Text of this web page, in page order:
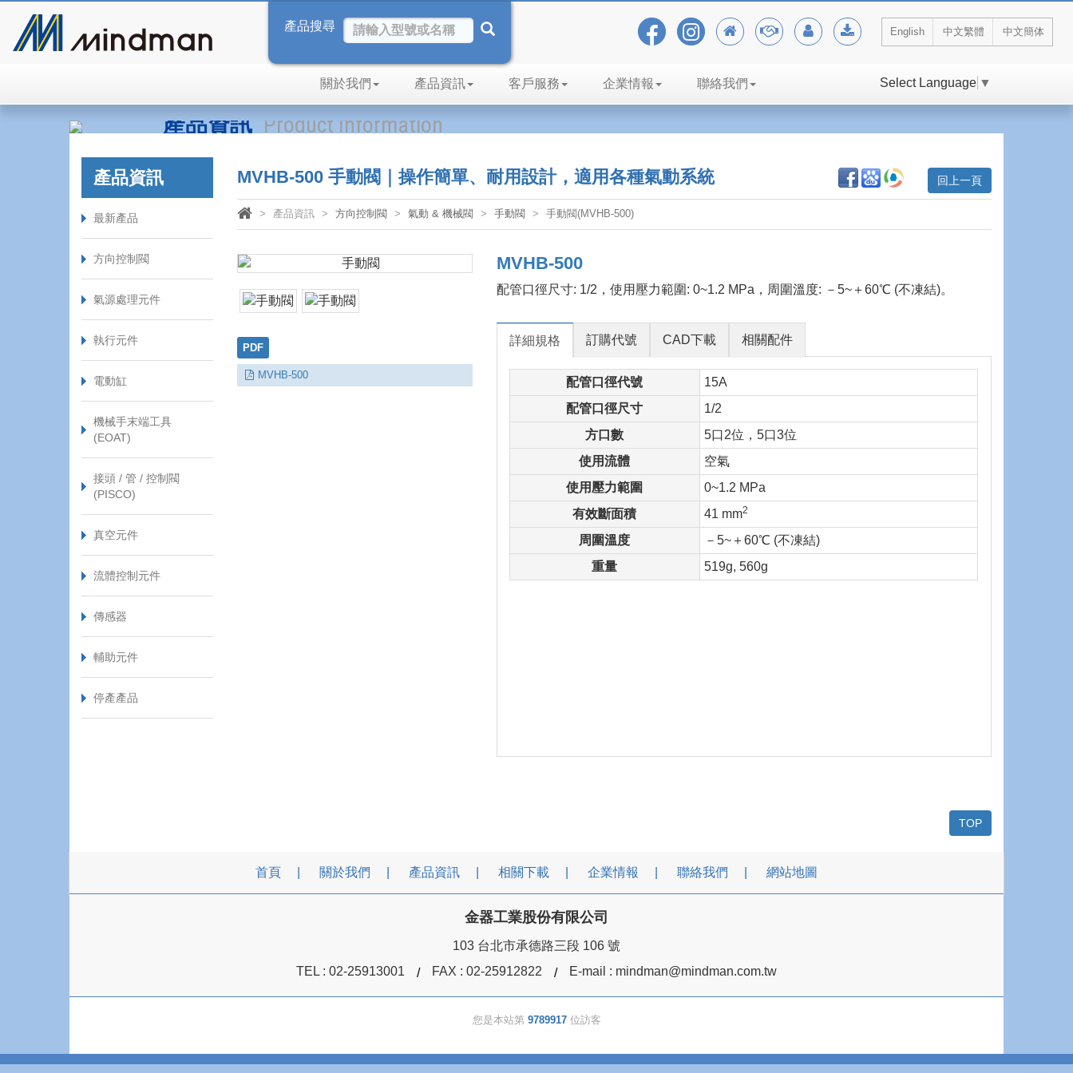
English 中文繁體 中文簡体
產品搜尋
關於我們 產品資訊 客戶服務 企業情報 聯絡我們 Select Language ▼
產品資訊 Product Information
產品資訊
最新產品
方向控制閥
氣源處理元件
執行元件
電動缸
機械手末端工具
(EOAT)
接頭 / 管 / 控制閥
(PISCO)
真空元件
流體控制元件
傳感器
輔助元件
停產產品
MVHB‑500 手動閥｜操作簡單、耐用設計，適用各種氣動系統 回上一頁
產品資訊 方向控制閥 氣動 & 機械閥 手動閥 手動閥(MVHB-500)
PDF
MVHB-500
MVHB-500
配管口徑尺寸: 1/2，使用壓力範圍: 0~1.2 MPa，周圍溫度: －5~＋60℃ (不凍結)。
詳細規格 訂購代號 CAD下載 相關配件
配管口徑代號
15A
配管口徑尺寸
1/2
方口數
5口2位，5口3位
使用流體
空氣
使用壓力範圍
0~1.2 MPa
有效斷面積
41 mm2
周圍溫度
－5~＋60℃ (不凍結)
重量
519g, 560g
TOP
首頁 關於我們 產品資訊 相關下載 企業情報 聯絡我們 網站地圖
金器工業股份有限公司
103 台北市承德路三段 106 號
TEL : 02-25913001 FAX : 02-25912822 E-mail : mindman@mindman.com.tw
您是本站第 9789917位訪客